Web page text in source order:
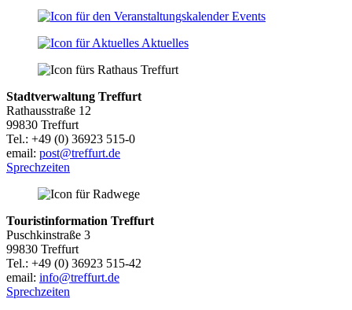
Events
Aktuelles
Stadtverwaltung Treffurt
Rathausstraße 12
99830 Treffurt
Tel.: +49 (0) 36923 515-0
email: post@treffurt.de
Sprechzeiten
Touristinformation Treffurt
Puschkinstraße 3
99830 Treffurt
Tel.: +49 (0) 36923 515-42
email: info@treffurt.de
Sprechzeiten